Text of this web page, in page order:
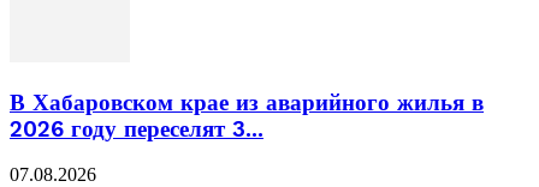
В Хабаровском крае из аварийного жилья в
2026 году переселят 3...
07.08.2026